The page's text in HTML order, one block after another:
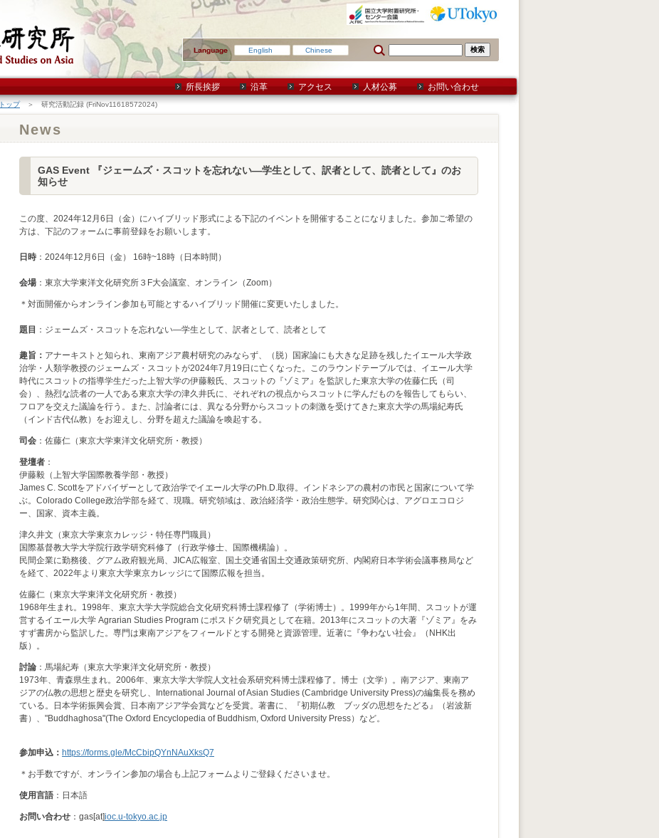
English Chinese
所長挨拶 沿革 アクセス 人材公募 お問い合わせ
トップ＞ 研究活動記録 (FriNov11618572024)
News
GAS Event 『ジェームズ・スコットを忘れない―学生として、訳者として、読者として』のお
知らせ
この度、2024年12月6日（金）にハイブリッド形式による下記のイベントを開催することになりました。参加ご希望の
方は、下記のフォームに事前登録をお願いします。
日時 ：2024年12月6日（金） 16時~18時（日本時間）
会場 ：東京大学東洋文化研究所３F大会議室、オンライン（Zoom）
＊対面開催からオンライン参加も可能とするハイブリッド開催に変更いたしました。
題目 ：ジェームズ・スコットを忘れない―学生として、訳者として、読者として
趣旨： アナーキストと知られ、東南アジア農村研究のみならず、（脱）国家論にも大きな足跡を残したイエール大学政
治学・人類学教授のジェームズ・スコットが2024年7月19日に亡くなった。このラウンドテーブルでは、イエール大学
時代にスコットの指導学生だった上智大学の伊藤毅氏、スコットの『ゾミア』を監訳した東京大学の佐藤仁氏（司
会）、熱烈な読者の一人である東京大学の津久井氏に、それぞれの視点からスコットに学んだものを報告してもらい、
フロアを交えた議論を行う。また、討論者には、異なる分野からスコットの刺激を受けてきた東京大学の馬場紀寿氏
（インド古代仏教）をお迎えし、分野を超えた議論を喚起する。
司会 ：佐藤仁（東京大学東洋文化研究所・教授）
登壇者 ：
伊藤毅（上智大学国際教養学部・教授）
James C. Scottをアドバイザーとして政治学でイエール大学のPh.D.取得。インドネシアの農村の市民と国家について学
ぶ。Colorado College政治学部を経て、現職。研究領域は、政治経済学・政治生態学。研究関心は、アグロエコロジ
ー、国家、資本主義。
津久井文（東京大学東京カレッジ・特任専門職員）
国際基督教大学大学院行政学研究科修了（行政学修士、国際機構論）。
民間企業に勤務後、グアム政府観光局、JICA広報室、国土交通省国土交通政策研究所、内閣府日本学術会議事務局など
を経て、2022年より東京大学東京カレッジにて国際広報を担当。
佐藤仁（東京大学東洋文化研究所・教授）
1968年生まれ。1998年、東京大学大学院総合文化研究科博士課程修了（学術博士）。1999年から1年間、スコットが運
営するイエール大学 Agrarian Studies Program にポスドク研究員として在籍。2013年にスコットの大著『ゾミア』をみ
すず書房から監訳した。専門は東南アジアをフィールドとする開発と資源管理。近著に『争わない社会』（NHK出
版）。
討論 ：馬場紀寿（東京大学東洋文化研究所・教授）
1973年、青森県生まれ。2006年、東京大学大学院人文社会系研究科博士課程修了。博士（文学）。南アジア、東南ア
ジアの仏教の思想と歴史を研究し、International Journal of Asian Studies (Cambridge University Press)の編集長を務め
ている。日本学術振興会賞、日本南アジア学会賞などを受賞。著書に、『初期仏教 ブッダの思想をたどる』（岩波新
書）、"Buddhaghosa"(The Oxford Encyclopedia of Buddhism, Oxford University Press）など。
参加申込： https://forms.gle/McCbipQYnNAuXksQ7
＊お手数ですが、オンライン参加の場合も上記フォームよりご登録くださいませ。
使用言語 ：日本語
お問い合わせ ：gas[at]ioc.u-tokyo.ac.jp